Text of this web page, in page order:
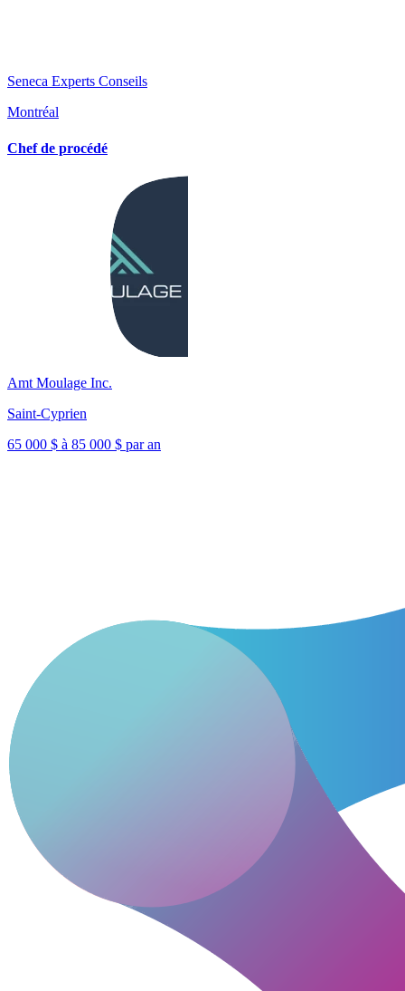
Seneca Experts Conseils
Montréal
Chef de procédé
Amt Moulage Inc.
Saint-Cyprien
65 000 $ à 85 000 $ par an